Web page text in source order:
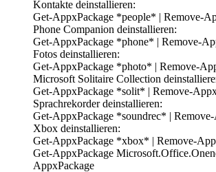
Kontakte deinstallieren:
Get-AppxPackage *people* | Remove-
Phone Companion deinstallieren:
Get-AppxPackage *phone* | Remove-
Fotos deinstallieren:
Get-AppxPackage *photo* | Remove-
Microsoft Solitaire Collection
Get-AppxPackage *solit* | Remove-
Sprachrekorder deinstallieren:
Get-AppxPackage *soundrec* |
Xbox deinstallieren:
Get-AppxPackage *xbox* | Remove-
Get-AppxPackage
AppxPackage